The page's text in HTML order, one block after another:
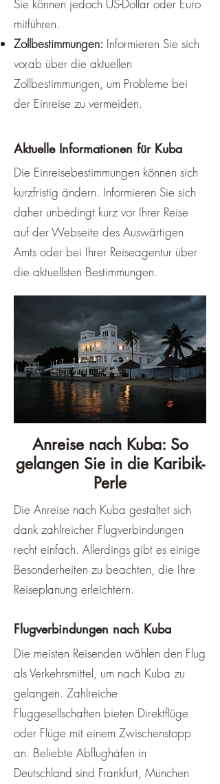
Aktivitäten geschlossen oder
eingeschränkt sein, wie zum
Beispiel Höhlenbesichtigungen
oder Bootsfahrten.
Die beste Reisezeit für Kuba hängt
ab. Wenn du Wert auf gutes
Wetter, wenig Regen und viel
Sonne legst, dann ist die
Trockenzeit von November bis
April die beste Wahl für dich.
Wenn du aber flexibel bist, Geld
sparen willst und die Natur und die
Kultur Kubas erleben willst, dann
kannst du auch in der Regenzeit
von Mai bis Oktober eine tolle Zeit
auf der Insel haben. Egal, wann du
dich entscheidest, Kuba zu
besuchen, du wirst sicherlich von
der Schönheit, dem Charme und
der Vielfalt der Insel begeistert
Sie können jedoch US-Dollar oder Euro
mitführen.
Zollbestimmungen: Informieren Sie sich
vorab über die aktuellen
Zollbestimmungen, um Probleme bei
der Einreise zu vermeiden.
Aktuelle Informationen für Kuba
Die Einreisebestimmungen können sich
kurzfristig ändern. Informieren Sie sich
daher unbedingt kurz vor Ihrer Reise
auf der Webseite des Auswärtigen
Amts oder bei Ihrer Reiseagentur über
die aktuellsten Bestimmungen.
Anreise nach Kuba: So
gelangen Sie in die Karibik-
Perle
Die Anreise nach Kuba gestaltet sich
dank zahlreicher Flugverbindungen
recht einfach. Allerdings gibt es einige
Besonderheiten zu beachten, die Ihre
Reiseplanung erleichtern.
Flugverbindungen nach Kuba
Die meisten Reisenden wählen den Flug
als Verkehrsmittel, um nach Kuba zu
gelangen. Zahlreiche
Fluggesellschaften bieten Direktflüge
oder Flüge mit einem Zwischenstopp
an. Beliebte Abflughäfen in
Deutschland sind Frankfurt, München